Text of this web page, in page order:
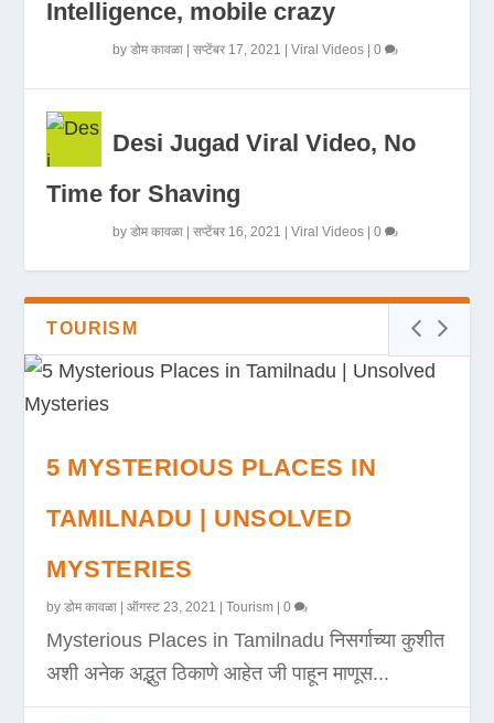
Intelligence, mobile crazy
byडोम कावळा |सप्टेंबर 17, 2021 |Viral Videos |0
Desi Jugad Viral Video, No
Time for Shaving
byडोम कावळा |सप्टेंबर 16, 2021 |Viral Videos |0
TOURISM
5 MYSTERIOUS PLACES IN
TAMILNADU | UNSOLVED
MYSTERIES
byडोम कावळा |ऑगस्ट 23, 2021 |Tourism |0
Mysterious Places in Tamilnadu निसर्गाच्या कुशीत
अशी अनेक अद्भुत ठिकाणे आहेत जी पाहून माणूस...